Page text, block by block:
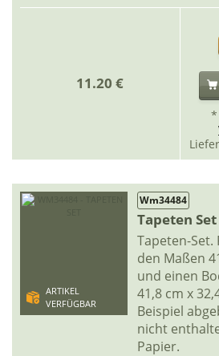
11.20 €
*
ARTIKEL
VERFÜGBAR
Wm34484
Tapeten Set
Tapeten-Set.
den Maßen
und einen
41,8 cm x
Beispiel
nicht
Papier.